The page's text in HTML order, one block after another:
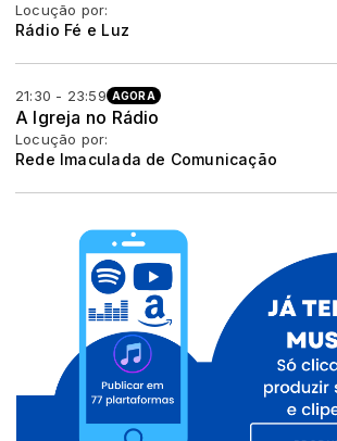
Locução por:
Rádio Fé e Luz
21:30 - 23:59 AGORA
A Igreja no Rádio
Locução por:
Rede Imaculada de Comunicação